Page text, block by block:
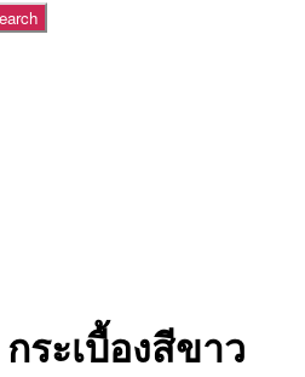
กระเบื้องสีขาว